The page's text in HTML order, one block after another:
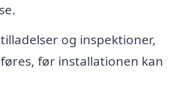
og inspektioner,
før installationen kan